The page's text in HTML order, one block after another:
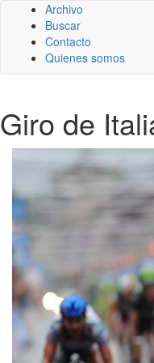
Archivo
Buscar
Contacto
Quienes somos
Giro de